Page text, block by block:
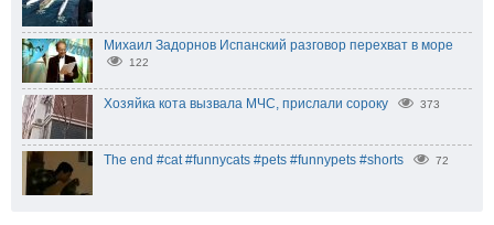
Михаил Задорнов Испанский разговор перехват в море
122
Хозяйка кота вызвала МЧС, прислали сороку 373
The end #cat #funnycats #pets #funnypets #shorts 72